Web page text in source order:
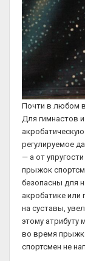
Почти в любом
Для гимнастов
регулируемое
— а от
прыжок
безопасны для
акробатике или
на суставы,
этому атрибуту
во время
спортсмен не